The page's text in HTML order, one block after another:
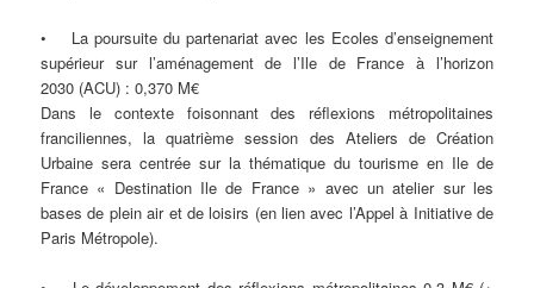
• La poursuite du partenariat avec les Ecoles d’enseignement
supérieur sur l’aménagement de l’Ile de France à l’horizon
2030 (ACU) : 0,370 M€
Dans le contexte foisonnant des réflexions métropolitaines
franciliennes, la quatrième session des Ateliers de Création
Urbaine sera centrée sur la thématique du tourisme en Ile de
France « Destination Ile de France » avec un atelier sur les
bases de plein air et de loisirs (en lien avec l’Appel à Initiative de
Paris Métropole).